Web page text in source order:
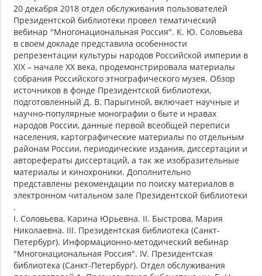
20 декабря 2018 отдел обслуживания пользователей
Президентской библиотеки провел тематический
вебинар "Многонациональная Россия". К. Ю. Соловьева
в своем докладе представила особенности
репрезентации культуры народов Российской империи в
XIX – начале XX века, продемонстрировала материалы
собрания Российского этнографического музея. Обзор
источников в фонде Президентской библиотеки,
подготовленный Д. В. Парыгиной, включает научные и
научно-популярные монографии о быте и нравах
народов России, данные первой всеобщей переписи
населения, картографические материалы по отдельным
районам России, периодические издания, диссертации и
авторефераты диссертаций, а так же изобразительные
материалы и кинохроники. Дополнительно
представлены рекомендации по поиску материалов в
электронном читальном зале Президентской библиотеки
.
I. Соловьева, Карина Юрьевна. II. Быстрова, Мария
Николаевна. III. Президентская библиотека (Санкт-
Петербург). Информационно-методический вебинар
"Многонациональная Россия". IV. Президентская
библиотека (Санкт-Петербург). Отдел обслуживания